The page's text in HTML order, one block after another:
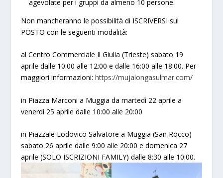
agevolate per i gruppi da almeno 10 persone.
Non mancheranno le possibilità di ISCRIVERSI sul
POSTO con le seguenti modalità:
al Centro Commerciale Il Giulia (Trieste) sabato 19
aprile dalle 10:00 alle 12:00 e dalle 16:00 alle 18:00. Per
maggiori informazioni:https://mujalongasulmar.com/
in Piazza Marconi a Muggia da martedì 22 aprile a
venerdì 25 aprile dalle 10:00 alle 20:00
in Piazzale Lodovico Salvatore a Muggia (San Rocco)
sabato 26 aprile dalle 9:00 alle 20:00 e domenica 27
aprile (SOLO ISCRIZIONI FAMILY) dalle 8:30 alle 10:00.